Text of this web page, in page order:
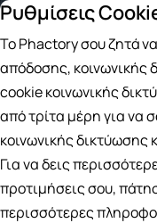
Δωρεάν
Αρχική /
Ρυθμίσεις
Το Phactory σου ζητά
απόδοσης, κοινωνικής
cookie κοινωνικής
από τρίτα μέρη για να
κοινωνικής δικτύωσης
Για να δεις
προτιμήσεις σου,
περισσότερες